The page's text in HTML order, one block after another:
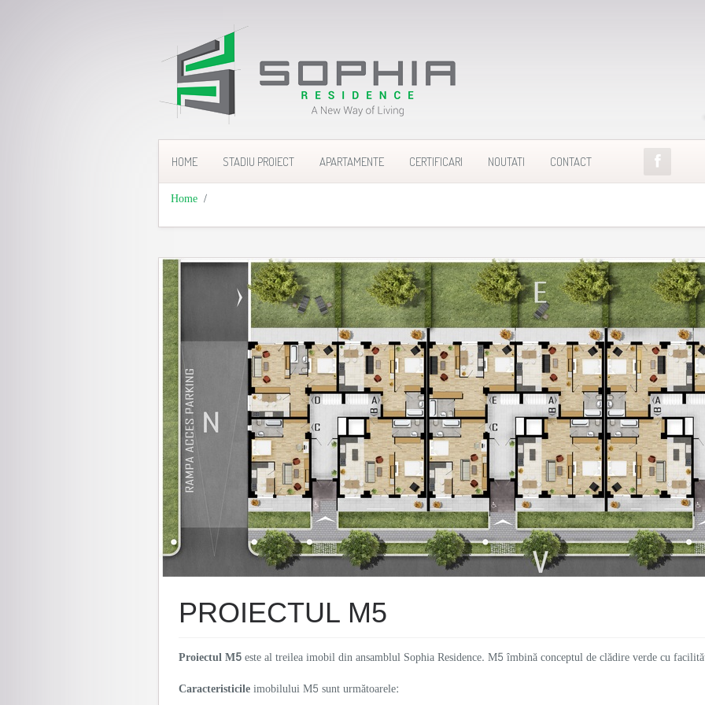
HOME STADIU PROIECT APARTAMENTE CERTIFICARI NOUTATI CONTACT
Home
PROIECTUL M5
Proiectul M5este al treilea imobil din ansamblul Sophia Residence. M5 îmbină conceptul de clădire verde cu
Caracteristicileimobilului M5 sunt următoarele: